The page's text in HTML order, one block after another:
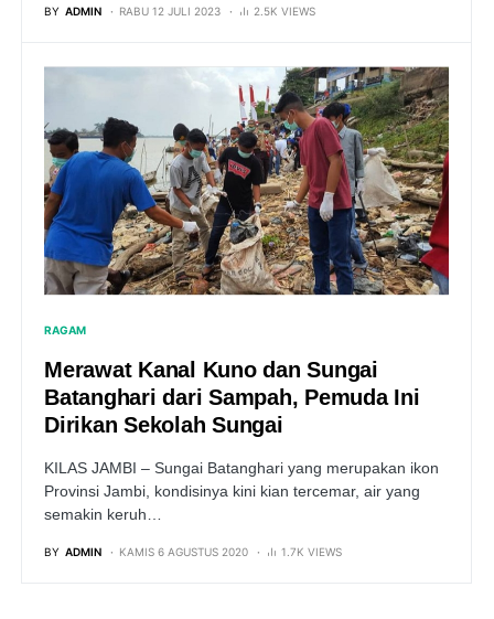
BY ADMIN RABU 12 JULI 2023 2.5K VIEWS
RAGAM
Merawat Kanal Kuno dan Sungai
Batanghari dari Sampah, Pemuda Ini
Dirikan Sekolah Sungai
KILAS JAMBI – Sungai Batanghari yang merupakan ikon
Provinsi Jambi, kondisinya kini kian tercemar, air yang
semakin keruh…
BY ADMIN KAMIS 6 AGUSTUS 2020 1.7K VIEWS